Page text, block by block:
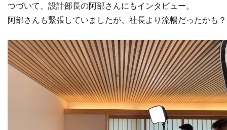
つづいて、設計部長の阿部さんにもインタビュー。
阿部さんも緊張していましたが、社長より流暢だったかも？